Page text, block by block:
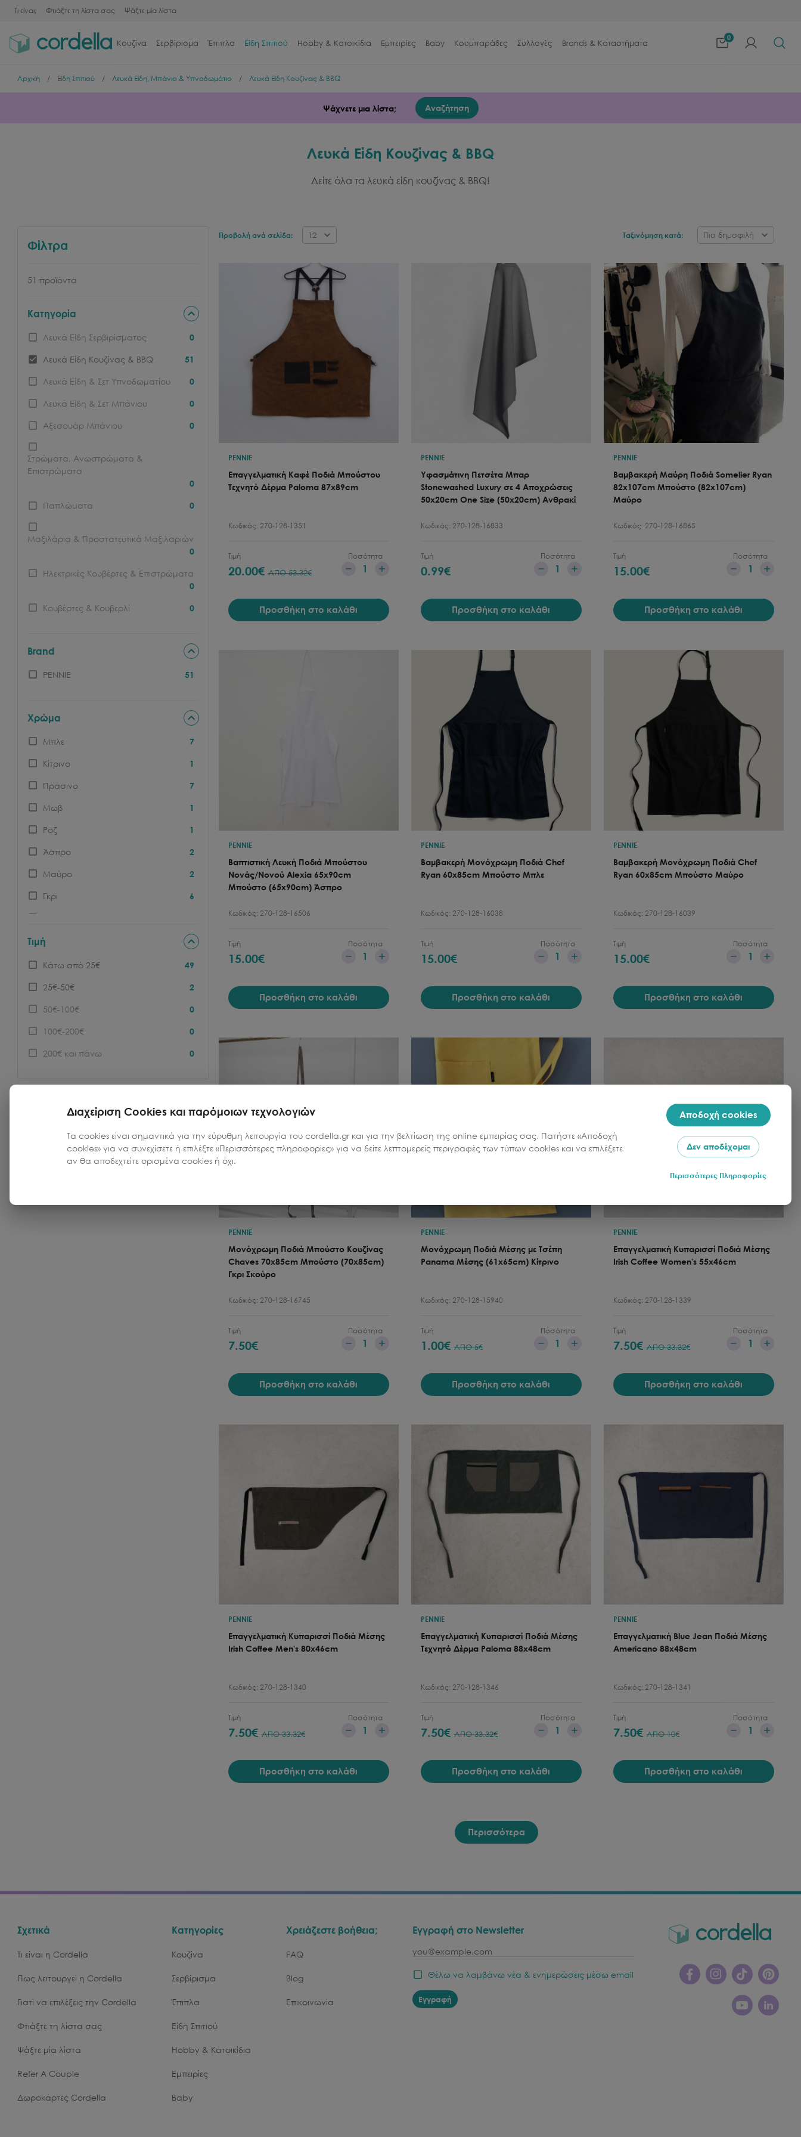
Τι είναι; Φτιάξτε τη λίστα σας Ψάξτε μία λίστα
Κουζίνα Σερβίρισμα Έπιπλα Είδη Σπιτιού Hobby & Κατοικίδια Εμπειρίες Baby Κουμπαράδες Συλλογές Brands & Καταστήματα
0
Αρχική Είδη Σπιτιού Λευκά Είδη, Μπάνιο & Υπνοδωμάτιο Λευκά Είδη Κουζίνας & BBQ
Ψάχνετε μια λίστα; Αναζήτηση
Λευκά Είδη Κουζίνας & BBQ
Δείτε όλα τα λευκά είδη κουζίνας & BBQ!
Φίλτρα
51 προϊόντα
Κατηγορία
Λευκά Είδη Σερβιρίσματος 0
Λευκά Είδη Κουζίνας & BBQ 51
Λευκά Είδη & Σετ Υπνοδωματίου 0
Λευκά Είδη & Σετ Μπάνιου 0
Αξεσουάρ Μπάνιου 0
Στρώματα, Ανωστρώματα &
Επιστρώματα
0
Παπλώματα 0
Μαξιλάρια & Προστατευτικά Μαξιλαριών
0
Ηλεκτρικές Κουβέρτες & Επιστρώματα
0
Κουβέρτες & Κουβερλί 0
Brand
PENNIE 51
Χρώμα
Μπλε 7
Κίτρινο 1
Πράσινο 7
Μωβ 1
Ροζ 1
Άσπρο 2
Μαύρο 2
Γκρι 6
Καφέ 2
Πολύχρωμο 5
Τιμή
Κάτω από 25€ 49
25€-50€ 2
50€-100€ 0
100€-200€ 0
200€ και πάνω 0
Προβολή ανά σελίδα: 12 Ταξινόμηση κατά: Πιο δημοφιλή
PENNIE
Επαγγελματική Καφέ Ποδιά Μπούστου
Τεχνητό Δέρμα Paloma 87x89cm
Κωδικός: 270-128-1351
Τιμή
20.00€ΑΠΟ53.32€
Ποσότητα
1
Προσθήκη στο καλάθι
PENNIE
Υφασμάτινη Πετσέτα Μπαρ
Stonewashed Luxury σε 4 Αποχρώσεις
50x20cm One Size (50x20cm) Ανθρακί
Κωδικός: 270-128-16833
Τιμή
0.99€
Ποσότητα
1
Προσθήκη στο καλάθι
PENNIE
Βαμβακερή Μαύρη Ποδιά Somelier Ryan
82x107cm Μπούστο (82x107cm)
Μαύρο
Κωδικός: 270-128-16865
Τιμή
15.00€
Ποσότητα
1
Προσθήκη στο καλάθι
PENNIE
Βαπτιστική Λευκή Ποδιά Μπούστου
Νονάς/Νονού Alexia 65x90cm
Μπούστο (65x90cm) Άσπρο
Κωδικός: 270-128-16506
Τιμή
15.00€
Ποσότητα
1
Προσθήκη στο καλάθι
PENNIE
Βαμβακερή Μονόχρωμη Ποδιά Chef
Ryan 60x85cm Μπούστο Μπλε
Κωδικός: 270-128-16038
Τιμή
15.00€
Ποσότητα
1
Προσθήκη στο καλάθι
PENNIE
Βαμβακερή Μονόχρωμη Ποδιά Chef
Ryan 60x85cm Μπούστο Μαύρο
Κωδικός: 270-128-16039
Τιμή
15.00€
Ποσότητα
1
Προσθήκη στο καλάθι
PENNIE
Μονόχρωμη Ποδιά Μπούστο Κουζίνας
Chaves 70x85cm Μπούστο (70x85cm)
Γκρι Σκούρο
Κωδικός: 270-128-16745
Τιμή
7.50€
Ποσότητα
1
Προσθήκη στο καλάθι
PENNIE
Μονόχρωμη Ποδιά Μέσης με Τσέπη
Panama Μέσης (61x65cm) Κίτρινο
Κωδικός: 270-128-15940
Τιμή
1.00€ΑΠΟ5€
Ποσότητα
1
Προσθήκη στο καλάθι
PENNIE
Επαγγελματική Κυπαρισσί Ποδιά Μέσης
Irish Coffee Women's 55x46cm
Κωδικός: 270-128-1339
Τιμή
7.50€ΑΠΟ33.32€
Ποσότητα
1
Προσθήκη στο καλάθι
PENNIE
Επαγγελματική Κυπαρισσί Ποδιά Μέσης
Irish Coffee Men's 80x46cm
Κωδικός: 270-128-1340
Τιμή
7.50€ΑΠΟ33.32€
Ποσότητα
1
Προσθήκη στο καλάθι
PENNIE
Επαγγελματική Κυπαρισσί Ποδιά Μέσης
Τεχνητό Δέρμα Paloma 88x48cm
Κωδικός: 270-128-1346
Τιμή
7.50€ΑΠΟ33.32€
Ποσότητα
1
Προσθήκη στο καλάθι
PENNIE
Επαγγελματική Blue Jean Ποδιά Μέσης
Americano 88x48cm
Κωδικός: 270-128-1341
Τιμή
7.50€ΑΠΟ10€
Ποσότητα
1
Προσθήκη στο καλάθι
Περισσότερα
Σχετικά
Τι είναι η Cordella
Πως λειτουργεί η Cordella
Γιατί να επιλέξεις την Cordella
Φτιάξτε τη λίστα σας
Ψάξτε μία λίστα
Refer A Couple
Δωροκάρτες Cordella
Κατηγορίες
Κουζίνα
Σερβίρισμα
Έπιπλα
Είδη Σπιτιού
Hobby & Κατοικίδια
Εμπειρίες
Baby
Χρειάζεστε βοήθεια;
FAQ
Blog
Επικοινωνία
Εγγραφή στο Newsletter
email
Θέλω να λαμβάνω νέα & ενημερώσεις μέσω email
Εγγραφή
Διαχείριση Cookies και παρόμοιων τεχνολογιών
Τα cookies είναι σημαντικά για την εύρυθμη λειτουργία του cordella.gr και για την βελτίωση της online εμπειρίας σας. Πατήστε «Αποδοχή
cookies» για να συνεχίσετε ή επιλέξτε «Περισσότερες πληροφορίες» για να δείτε λεπτομερείς περιγραφές των τύπων cookies και να επιλέξετε
αν θα αποδεχτείτε ορισμένα cookies ή όχι.
Αποδοχή cookies
Δεν αποδέχομαι
Περισσότερες Πληροφορίες